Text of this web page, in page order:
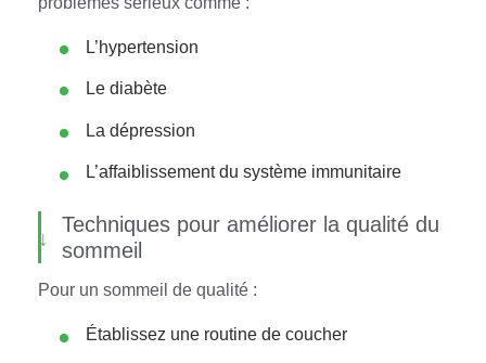
L’hypertension
Le diabète
La dépression
L’affaiblissement du système immunitaire
Techniques pour améliorer la qualité du
sommeil
Pour un sommeil de qualité :
Établissez une routine de coucher